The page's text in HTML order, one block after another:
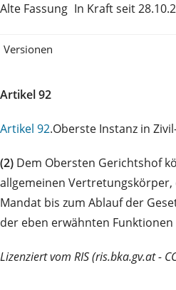
Alte Fassung In Kraft seit
Versionen
Artikel 92
Artikel 92.Oberste Instanz in
(2) Dem Obersten Gerichtshof
allgemeinen
Mandat bis zum Ablauf der
der eben erwähnten
Lizenziert vom RIS (ris.bka.gv.at -